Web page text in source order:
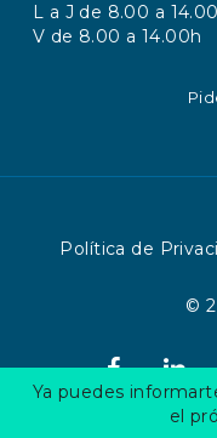
Ya puedes
el
Calle Poeta
Valencia 46002
de su página
L a J de 8.00 a
V de 8.00 a 14.00h
Política de
©
facebook